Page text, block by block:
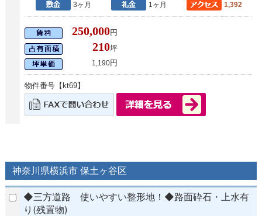
3ヶ月 1ヶ月 1,392
250,000円
210坪
1,190円
物件番号【kt69】
神奈川県横浜市 保土ヶ谷区
◆三方道路 使いやすい整形地！◆路面砕石・上水有
り(残置物)